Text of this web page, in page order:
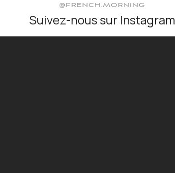
@FRENCH.MORNING
Suivez-nous sur Instagram